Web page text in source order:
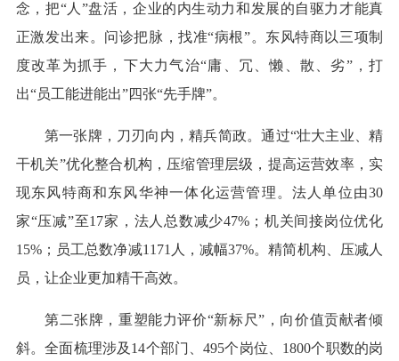
念，把“人”盘活，企业的内生动力和发展的自驱力才能真
正激发出来。问诊把脉，找准“病根”。东风特商以三项制
度改革为抓手，下大力气治“庸、冗、懒、散、劣”，打
出“员工能进能出”四张“先手牌”。
第一张牌，刀刃向内，精兵简政。通过“壮大主业、精
干机关”优化整合机构，压缩管理层级，提高运营效率，实
现东风特商和东风华神一体化运营管理。法人单位由30
家“压减”至17家，法人总数减少47%；机关间接岗位优化
15%；员工总数净减1171人，减幅37%。精简机构、压减人
员，让企业更加精干高效。
第二张牌，重塑能力评价“新标尺”，向价值贡献者倾
斜。全面梳理涉及14个部门、495个岗位、1800个职数的岗